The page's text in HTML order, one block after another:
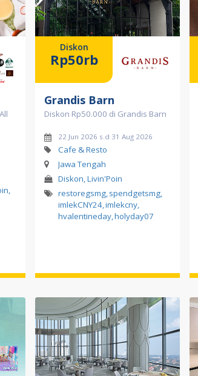
Diskon
Rp50rb
Grandis Barn
Diskon Rp50.000 di Grandis Barn
22 Jun 2026 s.d 31 Aug 2026
Cafe & Resto
Jawa Tengah
Diskon, Livin'Poin
restoregsmg,spendgetsmg,
imlekCNY24,imlekcny,
hvalentineday,holyday07